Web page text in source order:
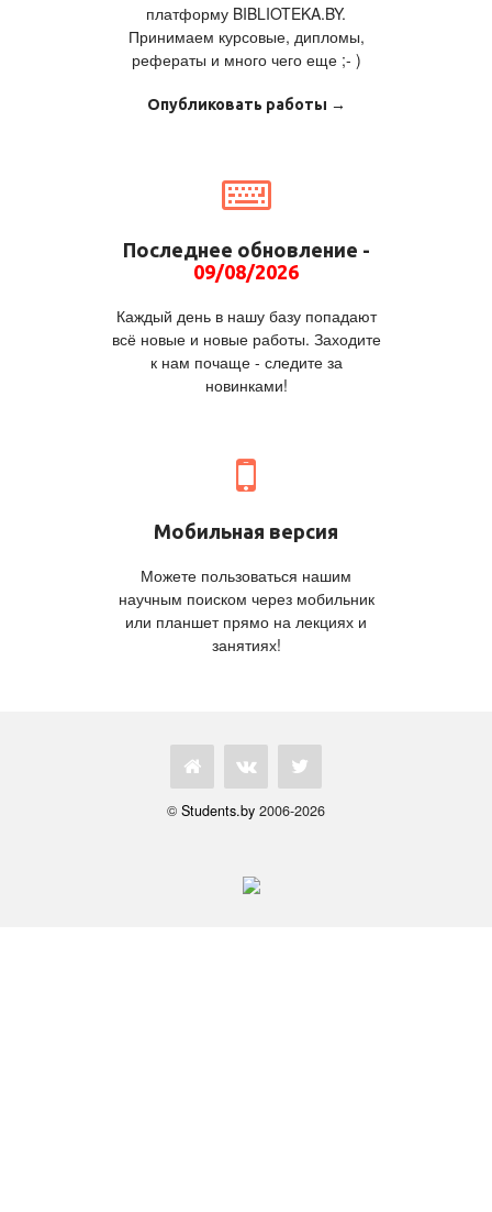
платформу BIBLIOTEKA.BY.
Принимаем курсовые, дипломы,
рефераты и много чего еще ;- )
Опубликовать работы →
Последнее обновление -
09/08/2026
Каждый день в нашу базу попадают
всё новые и новые работы. Заходите
к нам почаще - следите за
новинками!
Мобильная версия
Можете пользоваться нашим
научным поиском через мобильник
или планшет прямо на лекциях и
занятиях!
© Students.by 2006-2026